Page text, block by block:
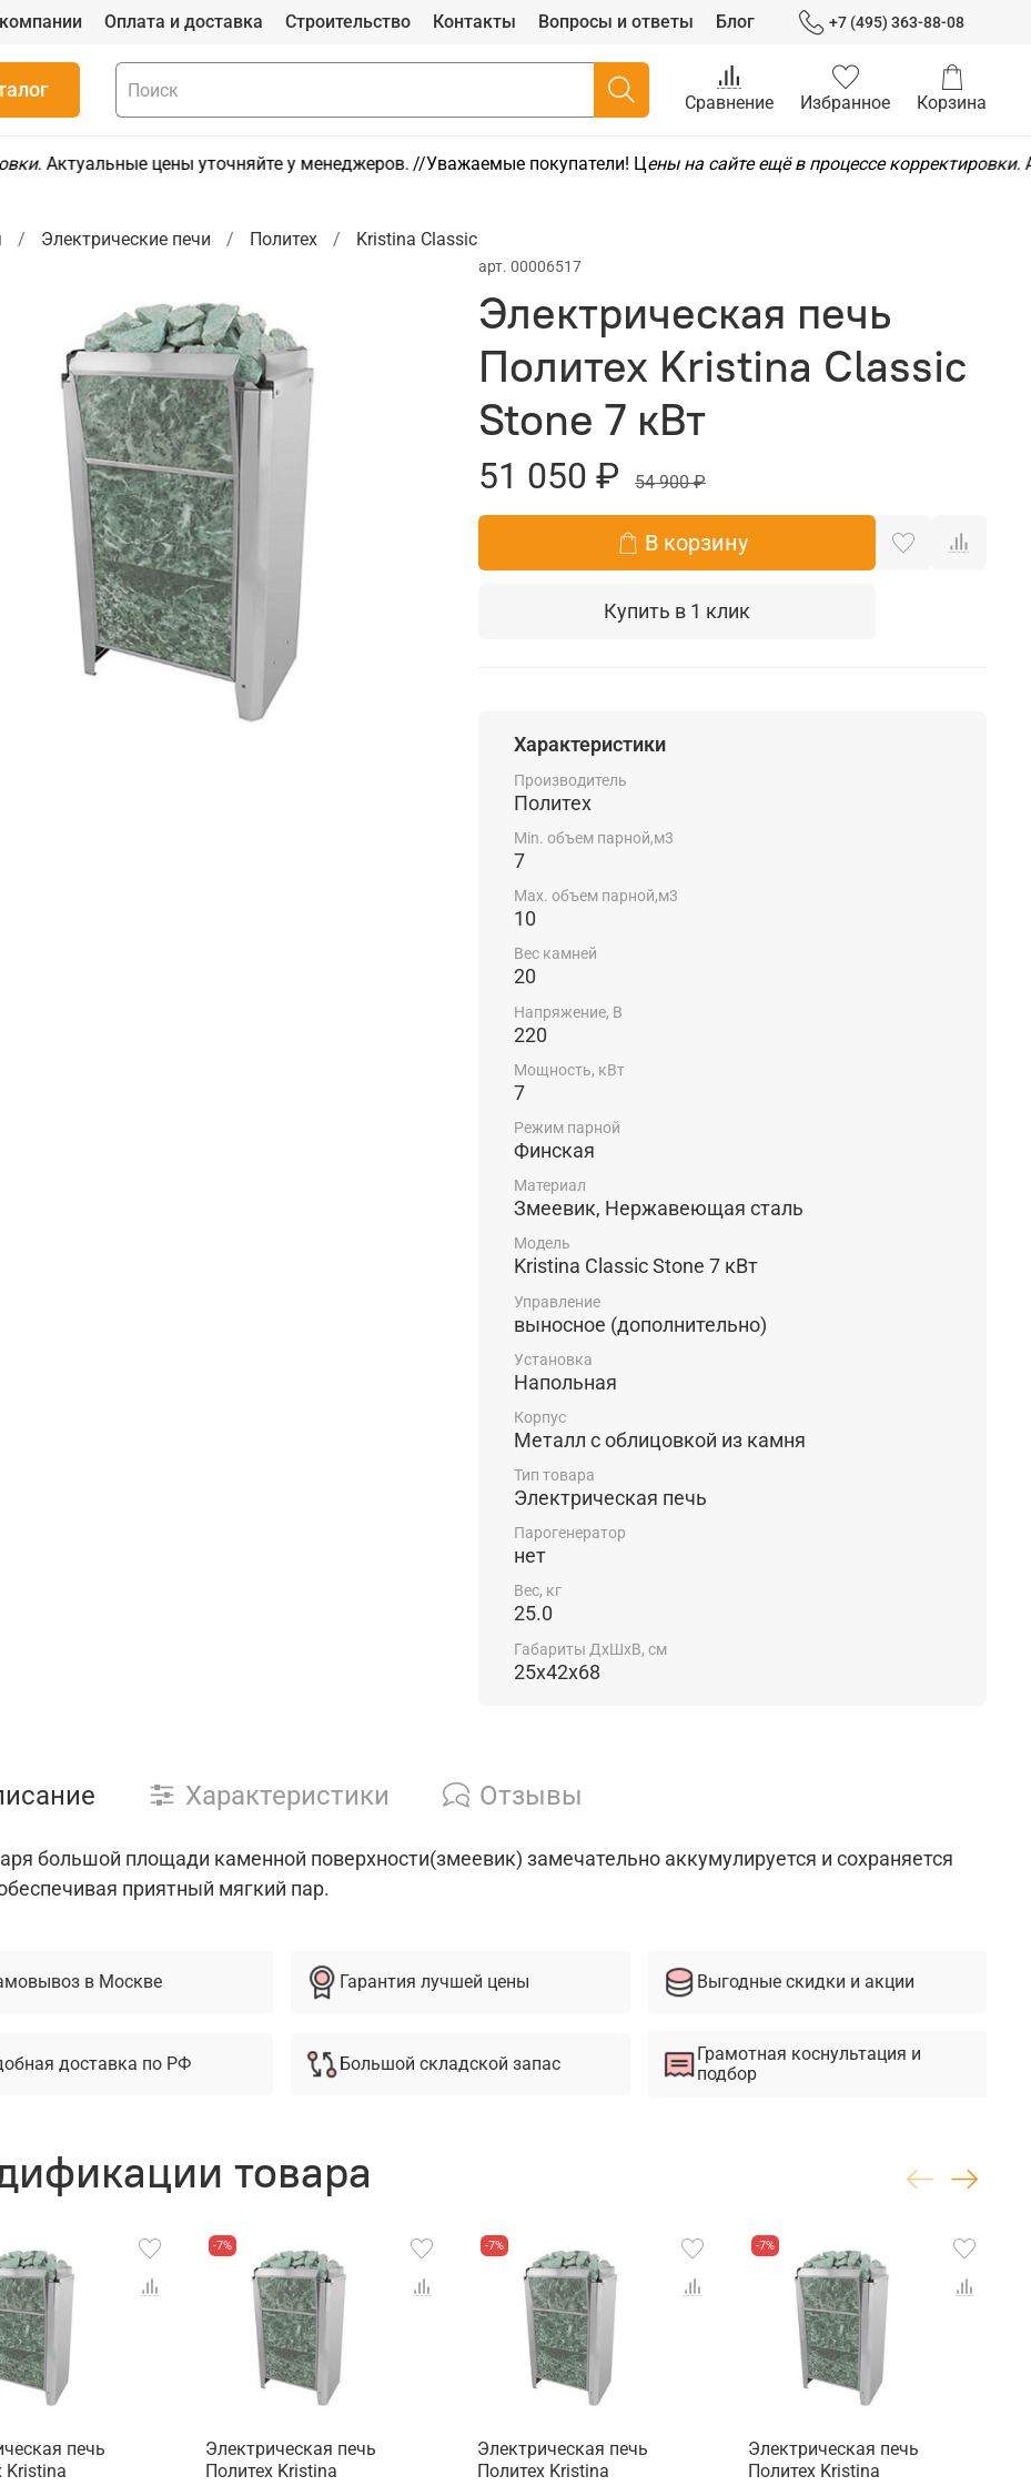
Оплата и доставка Строительство Контакты Вопросы и ответы Блог +7 (495) 363-88-08
Сравнение Избранное Корзина
. Актуальные цены уточняйте у менеджеров.//Уважаемые покупатели! Ц ены на сайте ещё в процессе корректировки.
Электрические печи Политех Kristina Classic
арт. 00006517
Электрическая печь
Политех Kristina Classic
Stone 7 кВт
51 050 ₽ 54 900 ₽
В корзину
Купить в 1 клик
Характеристики
Производитель
Политех
Min. объем парной,м3
7
Max. объем парной,м3
10
Вес камней
20
Напряжение, В
220
Мощность, кВт
7
Режим парной
Финская
Материал
Змеевик, Нержавеющая сталь
Модель
Kristina Classic Stone 7 кВт
Управление
выносное (дополнительно)
Установка
Напольная
Корпус
Металл с облицовкой из камня
Тип товара
Электрическая печь
Парогенератор
нет
Вес, кг
25.0
Габариты ДхШхВ, см
25x42x68
Характеристики Отзывы
большой площади каменной поверхности(змеевик) замечательно аккумулируется и сохраняется
приятный мягкий пар.
в Москве
доставка по РФ
Гарантия лучшей цены
Большой складской запас
Выгодные скидки и акции
Грамотная коснультация и
подбор
товара
печь
Kristina
-7%
Электрическая печь
Политех Kristina
-7%
Электрическая печь
Политех Kristina
-7%
Электрическая печь
Политех Kristina